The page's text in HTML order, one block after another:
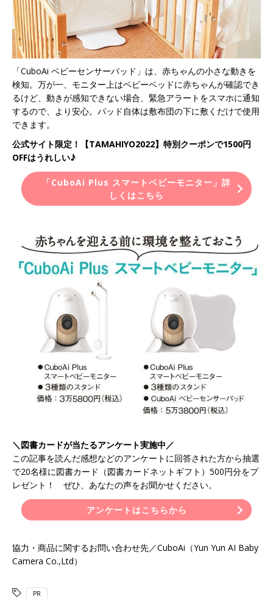
「CuboAi ベビーセンサーパッド」は、赤ちゃんの小さな動きを
検知。万が一、モニター上はベビーベッドに赤ちゃんが確認でき
るけど、動きが感知できない場合、緊急アラートをスマホに通知
するので、より安心。パッド自体は敷布団の下に敷くだけで使用
できます。
公式サイト限定！【TAMAHIYO2022】特別クーポンで1500円
OFFはうれしい♪
「CuboAi Plus スマートベビーモニター」詳
しくはこちら
＼図書カードが当たるアンケート実施中／
この記事を読んだ感想などのアンケートに回答された方から抽選
で20名様に図書カード（図書カードネットギフト）500円分をプ
レゼント！ ぜひ、あなたの声をお聞かせください。
アンケートはこちらから
協力・商品に関するお問い合わせ先／CuboAi（Yun Yun AI Baby
Camera Co.,Ltd）
PR